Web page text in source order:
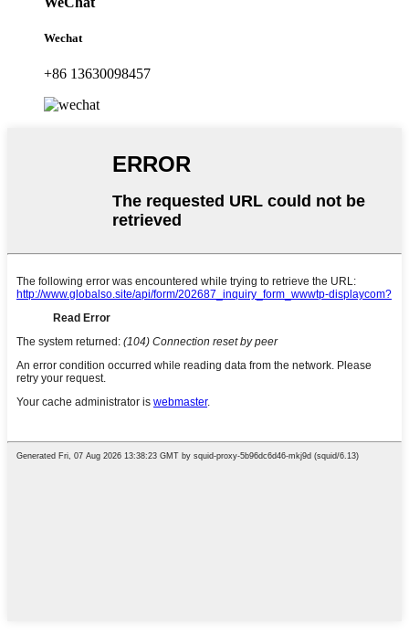
Wechat
+86 13630098457